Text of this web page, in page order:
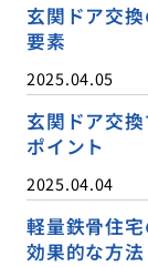
玄関ドア交
要素
2025.04.05
玄関ドア交
ポイント
2025.04.04
軽量鉄骨住
効果的な方法